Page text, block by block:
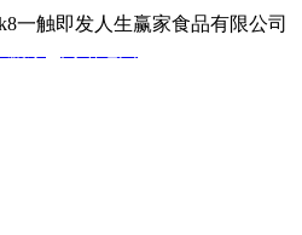
一触即发人生赢家食品有限公司